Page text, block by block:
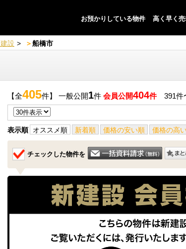
お預かりしている物件 高く早く
設 船橋市
【全405件】 一般公開1件 会員公開404件391件
表示順 オススメ順 新着順 価格の安い順 価格の高
チェックした物件を